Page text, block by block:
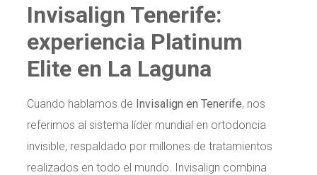
Invisalign Tenerife:
experiencia Platinum
Elite en La Laguna
Cuando hablamos de Invisalign en Tenerife, nos
referimos al sistema líder mundial en ortodoncia
invisible, respaldado por millones de tratamientos
realizados en todo el mundo. Invisalign combina